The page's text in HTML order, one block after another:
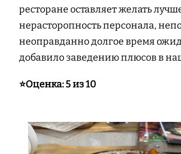
ресторане оставляет желать
нерасторопность персонала,
неоправданно долгое время
добавило заведению плюсов в
⭐️Оценка: 5 из 10